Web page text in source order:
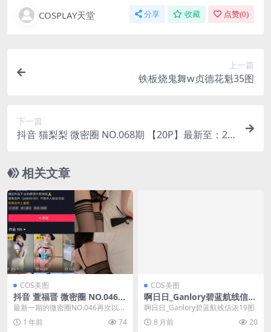
COSPLAY天堂 分享 收藏 点赞(0)
上一篇
铁板烧鬼舞w贞德花魁35图
下一篇
抖音 猫梨梨 微密圈 NO.068期 【20P】最新至：20
相关文章
COS美图
抖音 萱福晋 微密圈 NO.046期
【29P1V】最新至：2024.8.2
6(抖音萱福晋微博多少)
最新一期的微密圈NO.046再次以抖
音网红萱福晋为主角，这一期共有2
9张照片和1...
1 年前 74
COS美图
啊日日_Ganlory碧蓝航线信浓
19图
啊日日_Ganlory碧蓝航线信浓19图
8 月前
20